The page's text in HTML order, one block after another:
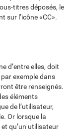
titres déposés, le
sur l’icône «CC».
d’entre elles, doit
exemple dans
être renseignés.
éléments
de l’utilisateur,
Or lorsque la
qu’un utilisateur